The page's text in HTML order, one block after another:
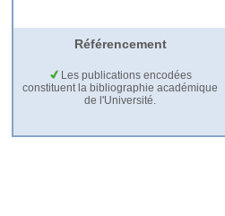
Référencement
Les publications encodées
constituent la bibliographie académique
de l'Université.